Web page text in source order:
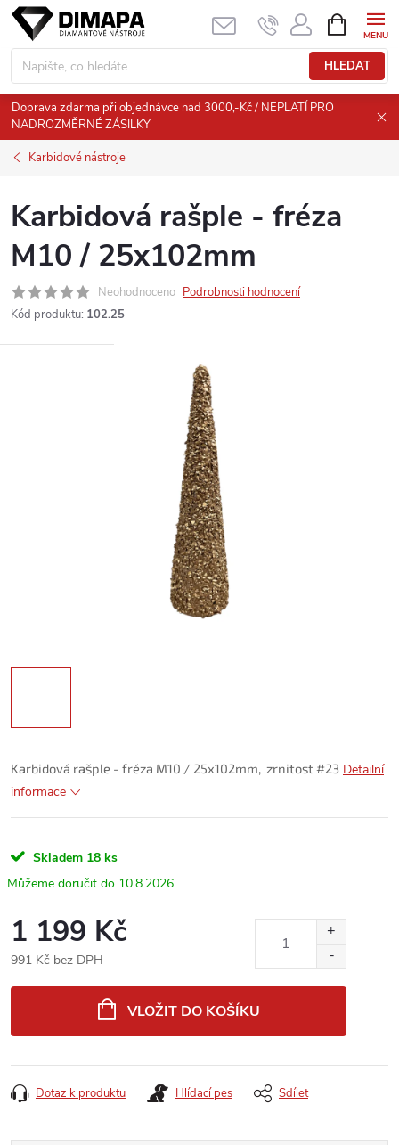
Přejít
obsah
HLEDAT
NÁKUPNÍ
KOŠÍK
Doprava zdarma při objednávce nad 3000,-Kč / NEPLATÍ PRO
NADROZMĚRNÉ ZÁSILKY
Karbidové nástroje
Karbidová rašple - fréza
M10 / 25x102mm
Neohodnoceno Podrobnosti hodnocení
Kód produktu: 102.25
Karbidová rašple - fréza M10 / 25x102mm, zrnitost #23 Detailní
informace
Skladem 18 ks
10.8.2026
1 199 Kč
991 Kč bez DPH
VLOŽIT DO KOŠÍKU
Dotaz k produktu Hlídací pes Sdílet